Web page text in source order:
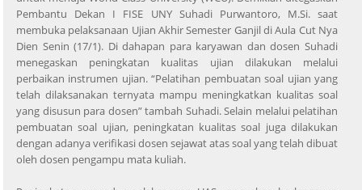
Pembantu Dekan I FISE UNY Suhadi Purwantoro, M.Si. saat
membuka pelaksanaan Ujian Akhir Semester Ganjil di Aula Cut Nya
Dien Senin (17/1). Di dahapan para karyawan dan dosen Suhadi
menegaskan peningkatan kualitas ujian dilakukan melalui
perbaikan instrumen ujian. “Pelatihan pembuatan soal ujian yang
telah dilaksanakan ternyata mampu meningkatkan kualitas soal
yang disusun para dosen” tambah Suhadi. Selain melalui pelatihan
pembuatan soal ujian, peningkatan kualitas soal juga dilakukan
dengan adanya verifikasi dosen sejawat atas soal yang telah dibuat
oleh dosen pengampu mata kuliah.